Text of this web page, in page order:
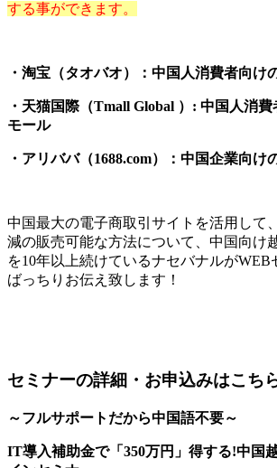
する事ができます。
・淘宝（タオバオ）：中国人消費者向け
・天猫国際（Tmall Global ）: 中国人消
モール
・アリババ（1688.com）：中国企業向け
中国最大の電子商取引サイトを活用して
減の販売可能な方法について、中国向け
を10年以上続けているナセバナルがWEB
ばっちりお伝え致します！
セミナーの詳細・お申込みはこち
～フルサポートだから中国語不要～
IT導入補助金で「350万円」得する!中国